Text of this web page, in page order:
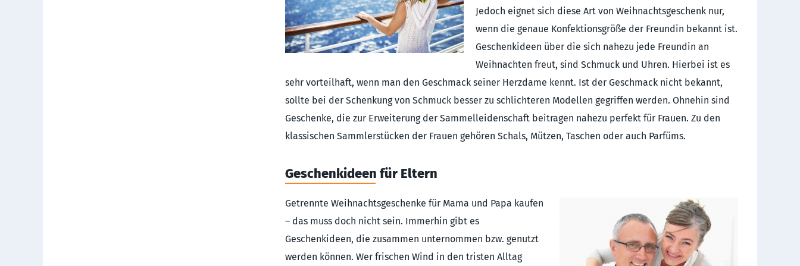
Jedoch eignet sich diese Art von Weihnachtsgeschenk nur,
wenn die genaue Konfektionsgröße der Freundin bekannt ist.
Geschenkideen über die sich nahezu jede Freundin an
Weihnachten freut, sind Schmuck und Uhren. Hierbei ist es
sehr vorteilhaft, wenn man den Geschmack seiner Herzdame kennt. Ist der Geschmack nicht bekannt,
sollte bei der Schenkung von Schmuck besser zu schlichteren Modellen gegriffen werden. Ohnehin sind
Geschenke, die zur Erweiterung der Sammelleidenschaft beitragen nahezu perfekt für Frauen. Zu den
klassischen Sammlerstücken der Frauen gehören Schals, Mützen, Taschen oder auch Parfüms.
Geschenkideen für Eltern
Getrennte Weihnachtsgeschenke für Mama und Papa kaufen
– das muss doch nicht sein. Immerhin gibt es
Geschenkideen, die zusammen unternommen bzw. genutzt
werden können. Wer frischen Wind in den tristen Alltag